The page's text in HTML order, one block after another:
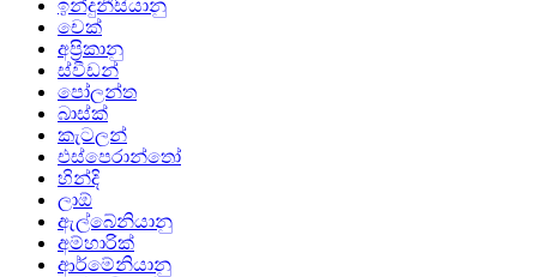
ඉන්දුනීසියානු
චෙක්
අප්‍රිකානු
ස්වීඩන්
පෝලන්ත
බාස්ක්
කැටලන්
එස්පෙරාන්තෝ
හින්දි
ලාඕ
ඇල්බේනියානු
අම්හාරික්
ආර්මේනියානු